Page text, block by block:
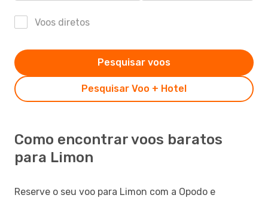
Voos diretos
Pesquisar Voo + Hotel
Pesquisar voos
Como encontrar voos baratos
para Limon
Reserve o seu voo para Limon com a Opodo e